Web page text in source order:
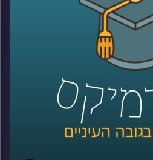
אל תוך רגעים של חוסר ודאות,
הכי קריטיות שיש.
יותר, או דווקא משנה את
שוקלים ומחליטים?
מבפנים, דווקא באחד
ברפואה, עולם הלידות, נמצאת
מנהלת בית החולים לנשים
הספר לרפואה באוניברסיטת